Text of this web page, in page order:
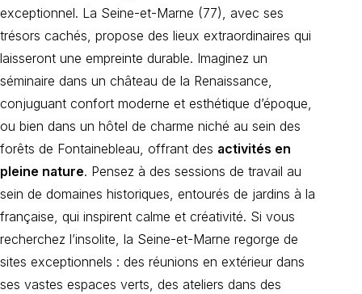
exceptionnel. La Seine-et-Marne (77), avec ses
trésors cachés, propose des lieux extraordinaires qui
laisseront une empreinte durable. Imaginez un
séminaire dans un château de la Renaissance,
conjuguant confort moderne et esthétique d’époque,
ou bien dans un hôtel de charme niché au sein des
forêts de Fontainebleau, offrant des activités en
pleine nature. Pensez à des sessions de travail au
sein de domaines historiques, entourés de jardins à la
française, qui inspirent calme et créativité. Si vous
recherchez l’insolite, la Seine-et-Marne regorge de
sites exceptionnels : des réunions en extérieur dans
ses vastes espaces verts, des ateliers dans des